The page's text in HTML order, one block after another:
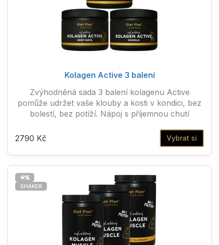
Kolagen Active 3 balení
Zvýhodněná sada 3 balení kolagenu Active
pomůže udržet vaše klouby a kosti v kondici, bez
bolestí, bez potíží. Nápoj s příjemnou chutí
Vybrat si
2790 Kč
SHAKER